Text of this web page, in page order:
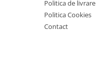
Politica de livrare
Politica Cookies
Contact